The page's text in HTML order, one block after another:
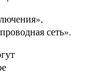
сеть».